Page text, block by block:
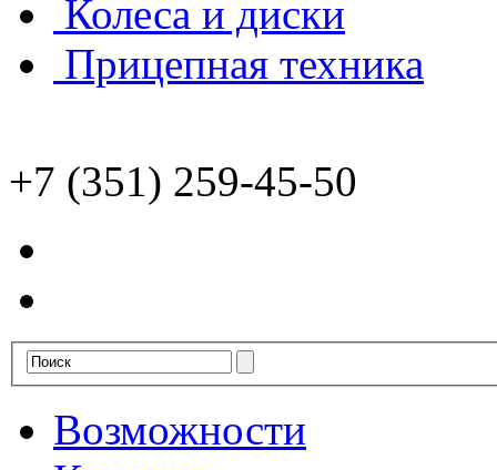
Колеса и диски
Прицепная техника
+7 (351) 259-45-50
Возможности